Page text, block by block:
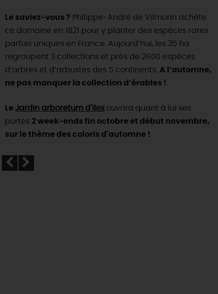
Le saviez-vous ? Philippe-André de Vilmorin achète
ce domaine en 1821 pour y planter des espèces rares
parfois uniques en France. Aujourd’hui, les 35 ha
regroupent 3 collections et près de 2600 espèces
d’arbres et d’arbustes des 5 continents. A l’automne,
ne pas manquer la collection d’érables !
Le Jardin arboretum d'Ilex ouvrira quant à lui ses
portes 2 week-ends fin octobre et début novembre,
sur le thème des coloris d'automne !